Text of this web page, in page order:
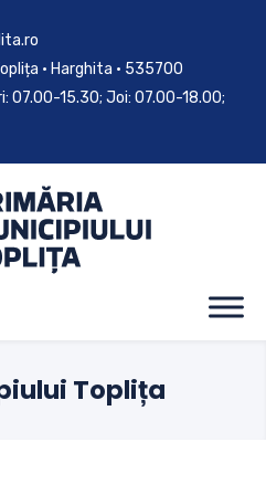
• Harghita • 535700
07.00-15.30; Joi: 07.00-18.00;
Toplița